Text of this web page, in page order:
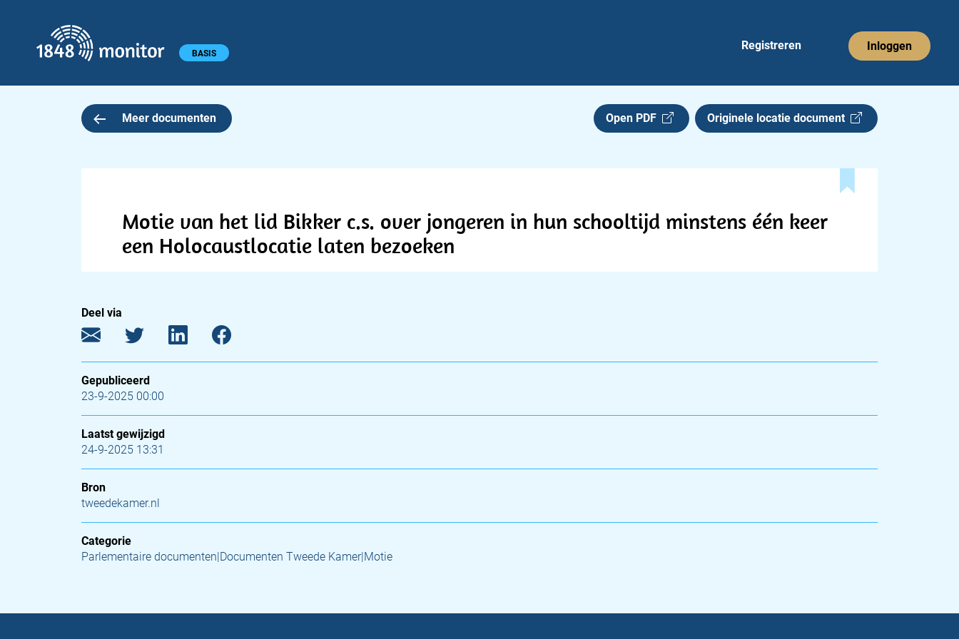
Hoofdmenu BASIS
Registreren Inloggen
Meer documenten Open PDF Originele locatie document
Motie van het lid Bikker c.s. over jongeren in hun schooltijd minstens één keer
een Holocaustlocatie laten bezoeken
Deel via
Gepubliceerd
23-9-2025 00:00
Laatst gewijzigd
24-9-2025 13:31
Bron
tweedekamer.nl
Categorie
Parlementaire documenten|Documenten Tweede Kamer|Motie